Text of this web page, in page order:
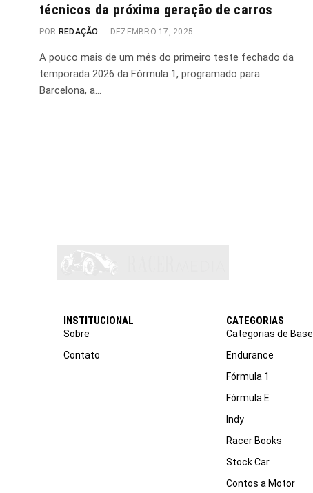
técnicos da próxima geração de carros
POR REDAÇÃO DEZEMBRO 17, 2025
A pouco mais de um mês do primeiro teste fechado da
temporada 2026 da Fórmula 1, programado para
Barcelona, a…
INSTITUCIONAL
Sobre
Contato
CATEGORIAS
Categorias de Base
Endurance
Fórmula 1
Fórmula E
Indy
Racer Books
Stock Car
Contos a Motor